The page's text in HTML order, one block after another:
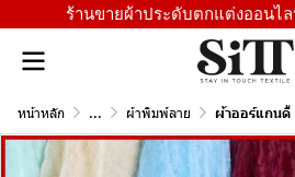
ร้านขายผ้าประดับตกแต่งออนไล
หน้าหลัก ... ผ้าพิมพ์ลาย ผ้าออร์แกนดี้